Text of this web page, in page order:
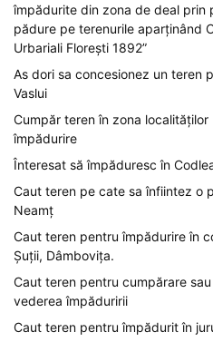
împădurite din zona de deal prin
pădure pe terenurile aparținând
Urbariali Florești 1892”
As dori sa concesionez un teren
Vaslui
Cumpăr teren în zona localităților
împădurire
Înteresat să împăduresc în
Caut teren pe cate sa înfiintez o
Neamț
Caut teren pentru împădurire în
Șuții, Dâmbovița.
Caut teren pentru cumpărare
vederea împăduririi
Caut teren pentru împădurit în